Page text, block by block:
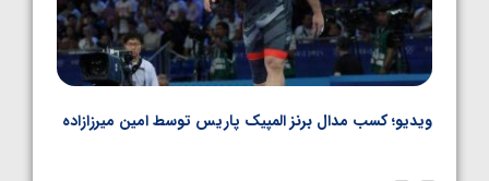
ویدیو؛ کسب مدال برنز المپیک پاریس توسط امین میرزازاده